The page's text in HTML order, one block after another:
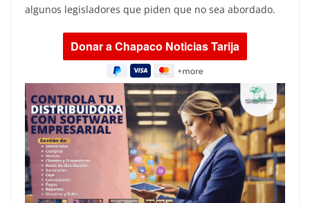
algunos legisladores que piden que no sea abordado.